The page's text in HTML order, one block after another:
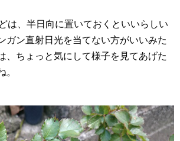
は、半日向に置いておくといいらしい
ガン直射日光を当てない方がいいみた
、ちょっと気にして様子を見てあげた
。